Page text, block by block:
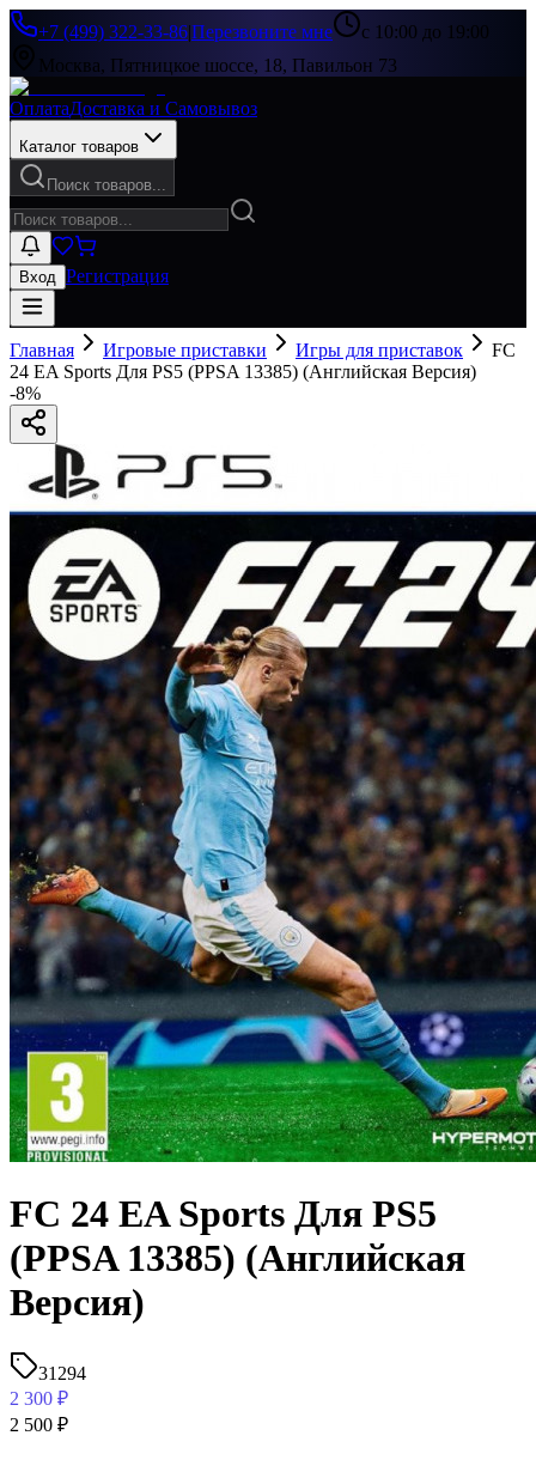
+7 (499) 322-33-86|Перезвоните мне
с 10:00 до 19:00
Москва, Пятницкое шоссе, 18, Павильон 73
ОплатаДоставка и Самовывоз
Каталог товаров
Поиск товаров...
Вход Регистрация
Главная Игровые приставки Игры для приставок
FC
24 EA Sports Для PS5 (PPSA 13385) (Английская Версия)
-8%
FC 24 EA Sports Для PS5
(PPSA 13385) (Английская
Версия)
31294
2 300 ₽
2 500 ₽